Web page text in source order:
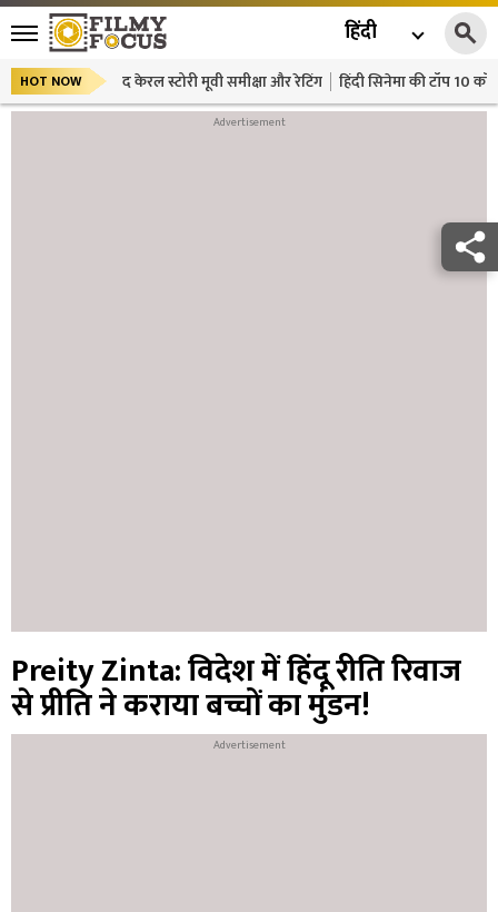
हिंदी
HOT NOW द केरल स्टोरी मूवी समीक्षा और रेटिंग हिंदी सिनेमा की टॉप 10
Preity Zinta: विदेश में हिंदू रीति रिवाज
से प्रीति ने कराया बच्चों का मुंडन!